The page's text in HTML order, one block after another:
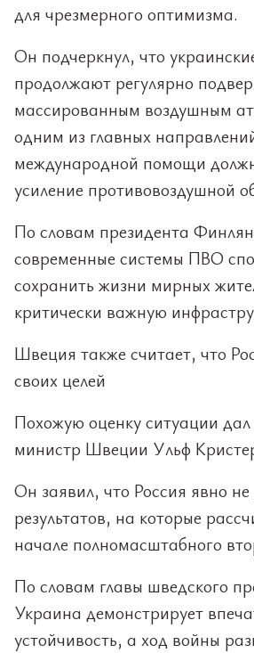
для чрезмерного оптимизма.
Он подчеркнул, что
продолжают регулярно
массированным воздушным
одним из главных
международной помощи
усиление противовоздушной
По словам президента
современные системы ПВО
сохранить жизни мирных
критически важную
Швеция также считает, что
своих целей
Похожую оценку ситуации
министр Швеции Ульф
Он заявил, что Россия явно не
результатов, на которые
начале полномасштабного
По словам главы шведского
Украина демонстрирует
устойчивость, а ход войны